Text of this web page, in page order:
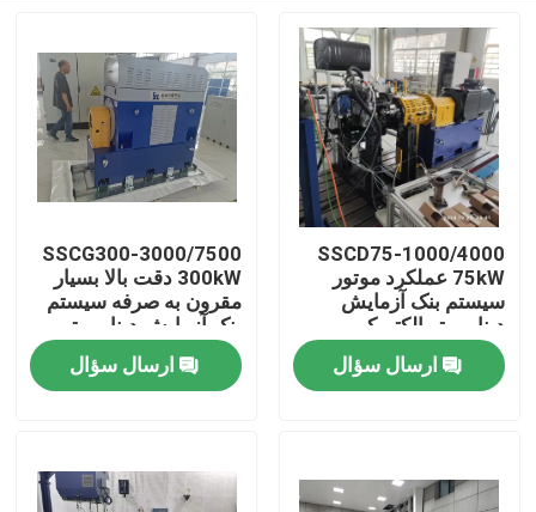
خانه
درباره ما
SSCD75-1000/4000
75kW عملکرد موتور
سیستم بنک آزمایش
دینامومتر الکتریکی
ارسال سؤال
SSCG300-3000/7500
300kW دقت بالا بسیار
مقرون به صرفه سیستم
بنک آزمایش دینامومتر
الکتریکی برای آزمایش
عملکرد موتور EVارسال سؤال